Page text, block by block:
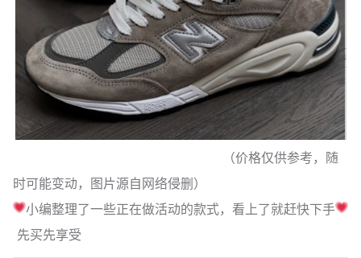
（价格仅供参考，随
时可能变动，图片源自网络侵删）
小编整理了一些正在做活动的款式，看上了就赶快下手
先买先享受